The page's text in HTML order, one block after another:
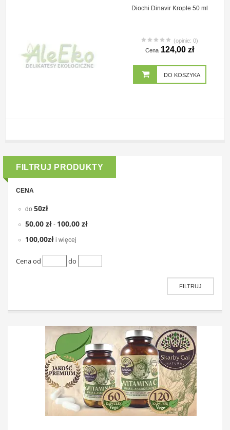
Diochi Dinavir Krople 50 ml
(opinie: 0)
Cena 124,00 zł
DO KOSZYKA
FILTRUJ PRODUKTY
CENA
do 50zł
50,00 zł - 100,00 zł
100,00zł i więcej
Cena od do
FILTRUJ